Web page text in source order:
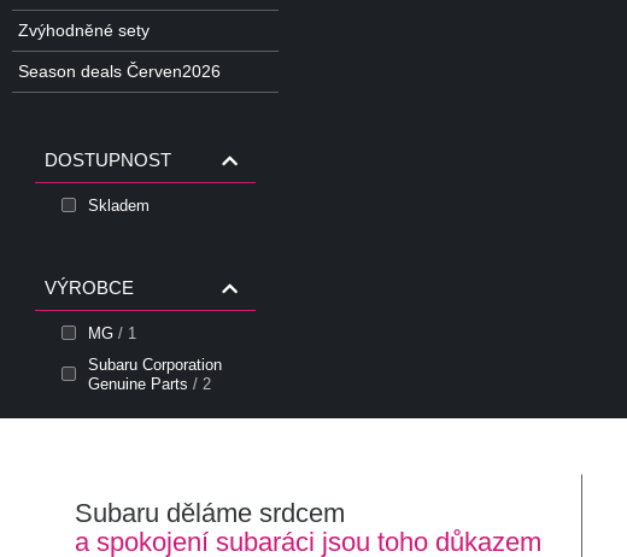
Zvýhodněné sety
Season deals Červen2026
DOSTUPNOST
Skladem
VÝROBCE
MG / 1
Subaru Corporation
Genuine Parts / 2
Subaru děláme srdcem
a spokojení subaráci jsou toho důkazem